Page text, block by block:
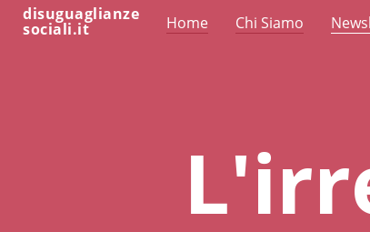
disuguaglianze
sociali.it Home Chi Siamo